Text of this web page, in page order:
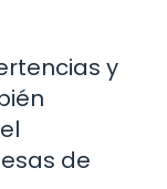
y
de